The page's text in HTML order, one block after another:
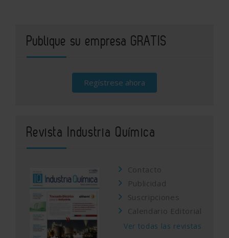
Publique su empresa GRATIS
Regístrese ahora
Revista Industria Química
Contacto
Publicidad
Suscripciones
Calendario Editorial
Ver todas las revistas